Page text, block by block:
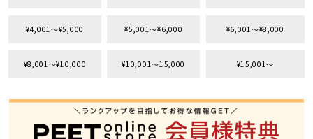
サイズ
XL
XXL
34inc
36inc
38inc
40inc
KIDS
カラー
¥4,001〜¥5,000 ¥5,001〜¥6,000 ¥6,001〜¥8,000
¥8,001〜¥10,000 ¥10,001〜15,000 ¥15,001〜